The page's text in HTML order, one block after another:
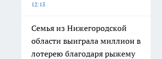
12:15
Семья из Нижегородской
области выиграла миллион в
лотерею благодаря рыжему